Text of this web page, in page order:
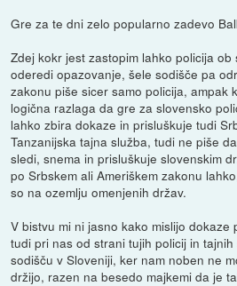
Gre za te dni zelo popularno zadevo
Zdej kokr jest zastopim lahko policija
oderedi opazovanje, šele sodišče pa
zakonu piše sicer samo policija, ampak
logična razlaga da gre za slovensko
lahko zbira dokaze in prisluškuje tudi
Tanzanijska tajna služba, tudi ne piše
sledi, snema in prisluškuje slovenskim
po Srbskem ali Ameriškem zakonu
so na ozemlju omenjenih držav.
V bistvu mi ni jasno kako mislijo dokaze
tudi pri nas od strani tujih policij in
sodišču v Sloveniji, ker nam noben ne
držijo, razen na besedo majkemi da je